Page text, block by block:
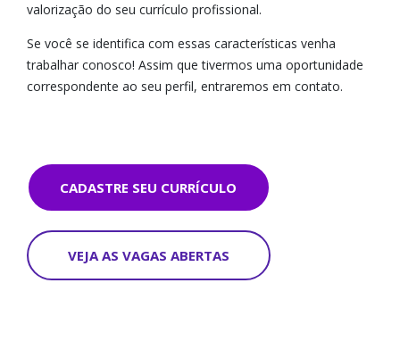
valorização do seu currículo profissional.
Se você se identifica com essas características venha
trabalhar conosco! Assim que tivermos uma oportunidade
correspondente ao seu perfil, entraremos em contato.
CADASTRE SEU CURRÍCULO
VEJA AS VAGAS ABERTAS